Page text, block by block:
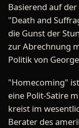
Basierend auf
"Death and
die Gunst der
zur Abrechnung
Politik von
"Homecoming"
eine Polit-Satire
kreist im
Berater des